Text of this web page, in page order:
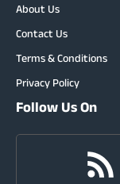
About Us
Contact Us
Terms & Conditions
Privacy Policy
Follow Us On